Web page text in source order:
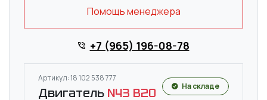
Помощь менеджера
+7 (965) 196-08-78
Артикул: 18 102 538 777
Двигатель N43 B20
На складе